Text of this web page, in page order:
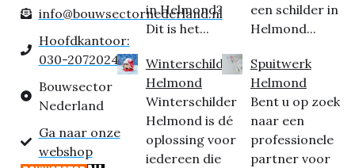
info@bouwsectornederland.nl
Hoofdkantoor:
030-2072024
Bouwsector
Nederland
Ga naar onze
webshop
in Helmond?
Dit is het...
Winterschilder
Helmond
Winterschilder
Helmond is dé
oplossing voor
iedereen die
een schilder in
Helmond...
Spuitwerk
Helmond
Bent u op zoek
naar een
professionele
partner voor